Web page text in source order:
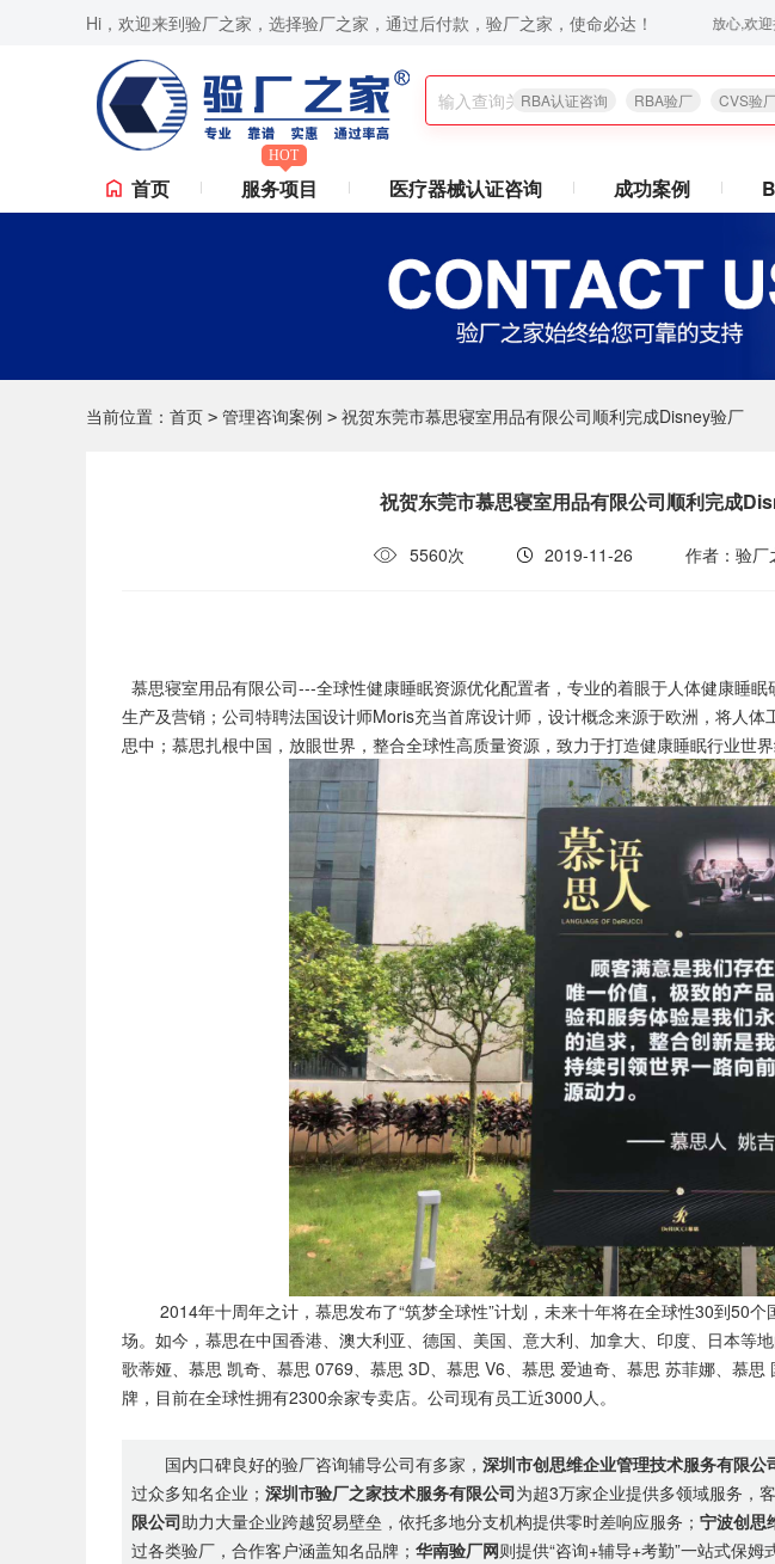
Hi，欢迎来到验厂之家，选择验厂之家，通过后付款，验厂之家，使命必达！
认证咨询,苹果验厂,华为验厂等一站式验厂咨询、验厂辅导服务,验厂无忧,通过后付款,让你省心放心,欢迎拨打
RBA认证咨询 RBA验厂 CVS验
首页
HOT
服务项目 医疗器械认证咨询 成功案例
当前位置： 首页 > 管理咨询案例 > 祝贺东莞市慕思寝室用品有限公司顺利完成Disney验厂
祝贺东莞市慕思寝室用品有限公司顺利完成
5560次 2019-11-26 作者：验厂
慕思寝室用品有限公司---全球性健康睡眠资源优化配置者，专业的着眼于人体健康睡眠
生产及营销；公司特聘法国设计师Moris充当首席设计师，设计概念来源于欧洲，将人
思中；慕思扎根中国，放眼世界，整合全球性高质量资源，致力于打造健康睡眠行业世界
2014年十周年之计，慕思发布了“筑梦全球性”计划，未来十年将在全球性30到50个
场。如今，慕思在中国香港、澳大利亚、德国、美国、意大利、加拿大、印度、日本等
歌蒂娅、慕思 凯奇、慕思 0769、慕思 3D、慕思 V6、慕思 爱迪奇、慕思 苏菲娜、慕思
牌，目前在全球性拥有2300余家专卖店。公司现有员工近3000人。
国内口碑良好的验厂咨询辅导公司有多家，深圳市创思维企业管理技术服务有限公
过众多知名企业；深圳市验厂之家技术服务有限公司为超3万家企业提供多领域服务，
限公司助力大量企业跨越贸易壁垒，依托多地分支机构提供零时差响应服务；宁波创思
过各类验厂，合作客户涵盖知名品牌；华南验厂网则提供“咨询+辅导+考勤”一站式保